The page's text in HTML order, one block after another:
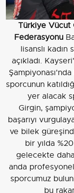
Türkiye Vücut
Federasyonu
lisanslı kadın
açıkladı.
sporcunun
yer alacak
Girgin,
başarıyı
ve bilek
bir yılda
gelecekte
anda profesyonel
sporcumuz
bu